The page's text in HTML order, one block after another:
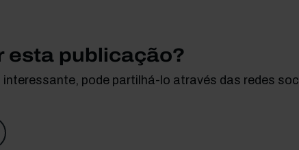
esta publicação?
pode partilhá-lo através das redes